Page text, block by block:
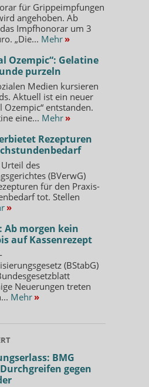
für Grippeimpfungen
angehoben. Ab
Impfhonorar um 3
„Die... Mehr »
Ozempic“: Gelatine
purzeln
Medien kursieren
Aktuell ist ein neuer
Ozempic“ entstanden.
eine... Mehr »
Rezepturen
des
(BVerwG)
für den Praxis-
tot. Stellen
»
Ab morgen kein
auf Kassenrezept
(BStabG)
Neuerungen treten
Mehr »
BMG
gegen